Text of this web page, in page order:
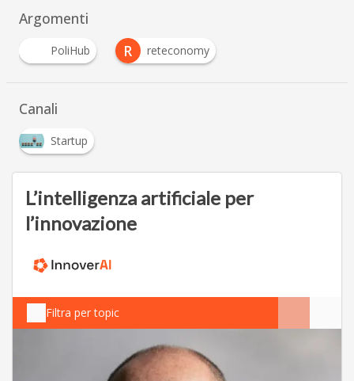
Argomenti
PoliHub R reteconomy
Canali
Startup
L’intelligenza artificiale per
l’innovazione
Filtra per topic